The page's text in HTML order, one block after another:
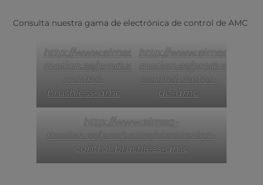
Consulta nuestra gama de electrónica de control de AMC
http://www.elmeq-
motion.es/productos/electronica-
control-
brushless-amc
http://www.elmeq-
motion.es/productos/
control-motor-
dc-amc
http://www.elmeq-
motion.es/productos/electronica-
control-brushless-amc